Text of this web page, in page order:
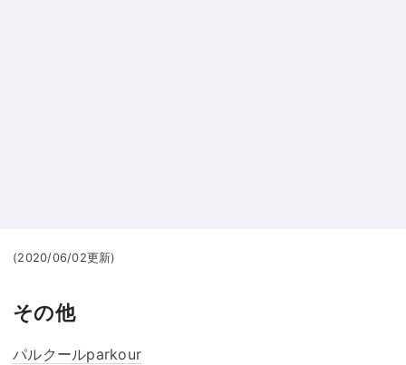
(2020/06/02更新)
その他
パルクールparkour